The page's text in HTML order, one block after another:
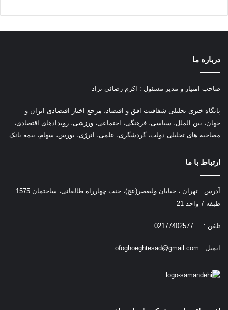
درباره ما
صاحب امتیاز و مدیر مسئول : اکرم رضائی نژاد
پایگاه خبری تحلیلی شفافیت افق و اقتصاد، مرجع اخبار اقتصادی ایران و
جهان، بین الملل، سیاسی، فرهنگی، اجتماعی، ورزشی، رویدادهای اقتصادی،
مصاحبه های تحلیلی دولت، گردشگری، علمی، انرژی، بورس، سهام، بیمه بانک
ارتباط با ما
آدرس : تهران ، خیابان ولیعصر(عج)، جنب چهارراه طالقانی، ساختمان 1575
طبقه 7 واحد 21
تلفن : 02177402577
ایمیل : ofoghoeghtesad@gmail.com